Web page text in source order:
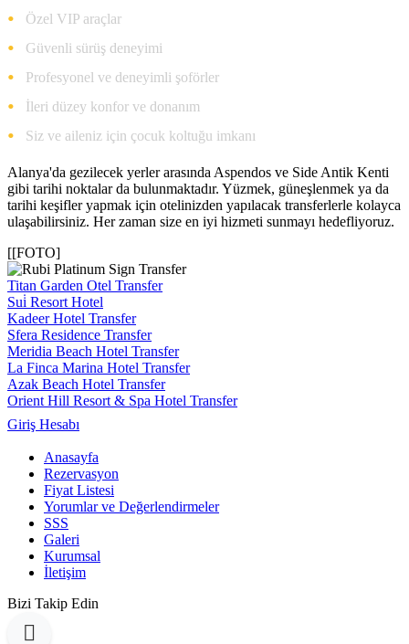
Özel VIP araçlar
Güvenli sürüş deneyimi
Profesyonel ve deneyimli şoförler
İleri düzey konfor ve donanım
Siz ve aileniz için çocuk koltuğu imkanı
Alanya'da gezilecek yerler arasında Aspendos ve Side Antik Kenti
gibi tarihi noktalar da bulunmaktadır. Yüzmek, güneşlenmek ya da
tarihi keşifler yapmak için otelinizden yapılacak transferlerle kolayca
ulaşabilirsiniz. Her zaman size en iyi hizmeti sunmayı hedefliyoruz.
[[FOTO]
Titan Garden Otel Transfer
Sui̇ Resort Hotel
Kadeer Hotel Transfer
Sfera Residence Transfer
Meridia Beach Hotel Transfer
La Finca Marina Hotel Transfer
Azak Beach Hotel Transfer
Orient Hill Resort & Spa Hotel Transfer
Giriş Hesabı
Anasayfa
Rezervasyon
Fiyat Listesi
Yorumlar ve Değerlendirmeler
SSS
Galeri
Kurumsal
İletişim
Bizi Takip Edin